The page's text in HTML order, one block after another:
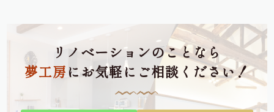
リノベーションのことなら
夢工房にお気軽にご相談ください！